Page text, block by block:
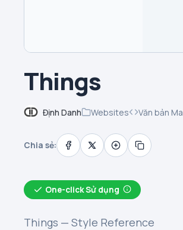
Things
Định Danh Websites Văn bản
Chia sẻ:
One-click Sử dụng
Things — Style Reference